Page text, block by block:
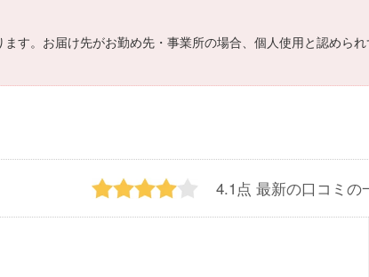
す。お届け先がお勤め先・事業所の場合、個人使用と認めら
4.1点 最新の口コミの